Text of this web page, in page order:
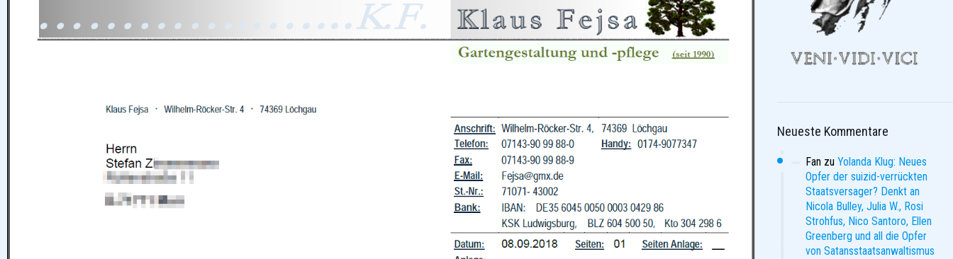
Neueste Kommentare
Fan zuYolanda Klug: Neues
Opfer der suizid-verrückten
Staatsversager? Denkt an
Nicola Bulley, Julia W., Rosi
Strohfus, Nico Santoro, Ellen
Greenberg und all die Opfer
von Satansstaatsanwaltismus